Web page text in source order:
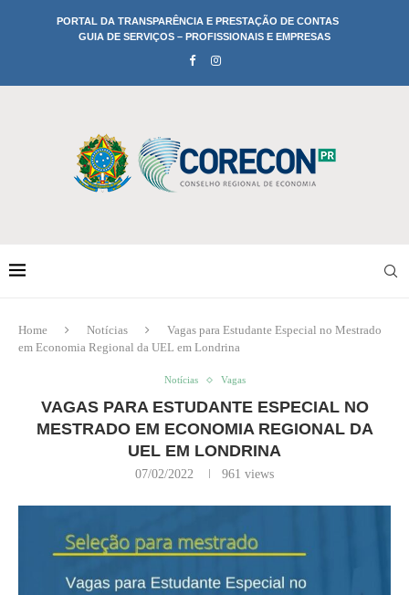
PORTAL DA TRANSPARÊNCIA E PRESTAÇÃO DE CONTAS
GUIA DE SERVIÇOS – PROFISSIONAIS E EMPRESAS
Home Notícias
Vagas para Estudante Especial no Mestrado
em Economia Regional da UEL em Londrina
Notícias Vagas
VAGAS PARA ESTUDANTE ESPECIAL NO
MESTRADO EM ECONOMIA REGIONAL DA
UEL EM LONDRINA
07/02/2022 961 views